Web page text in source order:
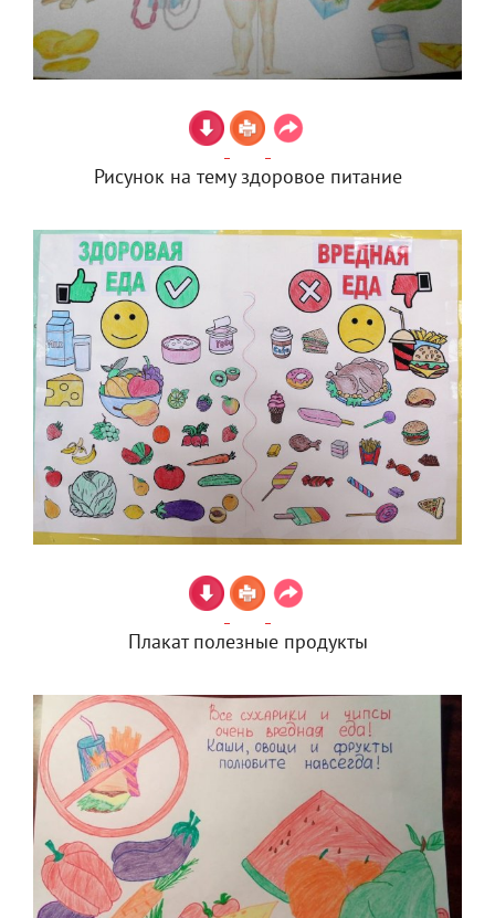
Рисунок на тему здоровое питание
Плакат полезные продукты